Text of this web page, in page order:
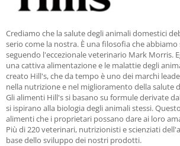
Crediamo che la salute degli animali domestici
serio come la nostra. È una filosofia che
seguendo l'eccezionale veterinario Mark Morris.
una cattiva alimentazione e le malattie degli
creato Hill's, che da tempo è uno dei marchi
nella nutrizione e nel miglioramento della salute
Gli alimenti Hill's si basano su formule derivate
si ispirano alla biologia degli animali stessi.
alimenti che i proprietari possano dare ai loro
Più di 220 veterinari, nutrizionisti e scienziati
base dello sviluppo dei nostri prodotti.